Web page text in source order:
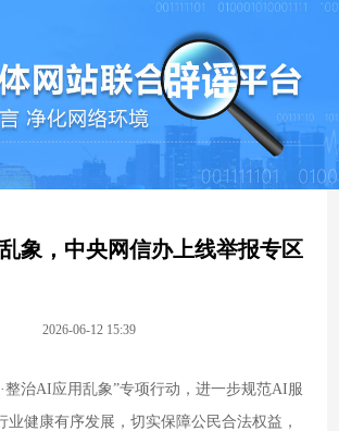
象，中央网信办上线举报专区
2026-06-12 15:39
整治AI应用乱象”专项行动，进一步规范AI服
业健康有序发展，切实保障公民合法权益，